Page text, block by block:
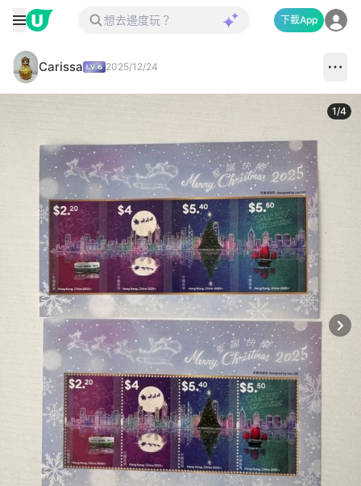
下載App
Carissa 2025/12/24
1/4